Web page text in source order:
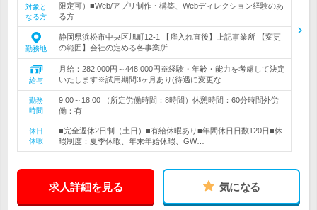
対象と
なる方
限定可）■Web/アプリ制作・構築、Webディレクション経験のあ
る方
勤務地
静岡県浜松市中央区旭町12-1 【雇入れ直後】上記事業所 【変更
の範囲】会社の定める各事業所
給与
月給：282,000円～448,000円※経験・年齢・能力を考慮して決定
いたします※試用期間3ヶ月あり(待遇に変更な…
勤務
時間
9:00～18:00 （所定労働時間：8時間）休憩時間：60分時間外労
働：有
休日
休暇
■完全週休2日制（土日）■有給休暇あり■年間休日日数120日■休
暇制度：夏季休暇、年末年始休暇、GW…
求人詳細を見る 気になる